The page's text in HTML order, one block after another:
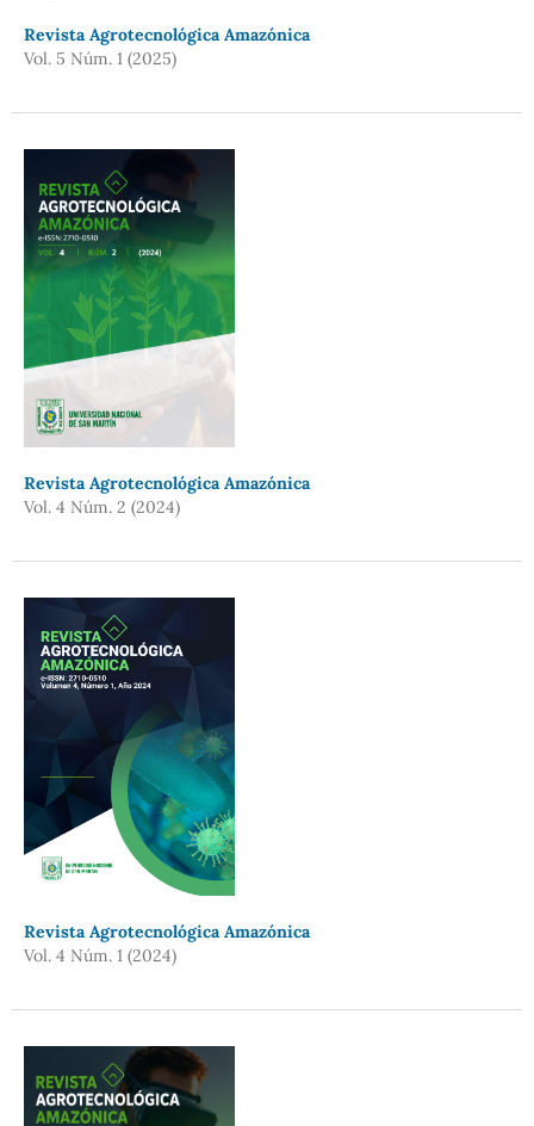
Revista Agrotecnológica Amazónica
Vol. 5 Núm. 1 (2025)
Revista Agrotecnológica Amazónica
Vol. 4 Núm. 2 (2024)
Revista Agrotecnológica Amazónica
Vol. 4 Núm. 1 (2024)